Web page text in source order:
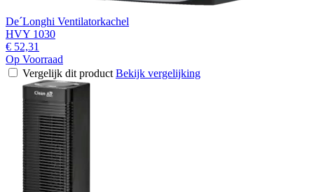
De´Longhi Ventilatorkachel
HVY 1030
€ 52,31
Op Voorraad
Vergelijk dit product Bekijk vergelijking